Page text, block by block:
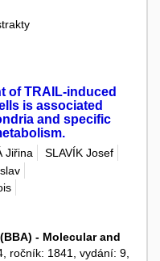
of TRAIL-induced
is associated
and specific
Jiřina
SLAVÍK Josef
- Molecular and
ročník: 1841, vydání: 9,